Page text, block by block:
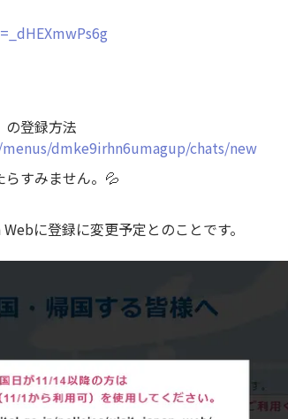
の登録方法
dmke9irhn6umagup/chats/new
すみません。💦
に登録に変更予定とのことです。